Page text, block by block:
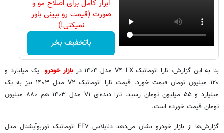
ابزار کامل برای اصلاح مو و
صورت (قیمت رو ببینی باور
نمیکنی!)
باتخفیف بخر
بنا به این گزارش، تارا اتوماتیک V۴ LX مدل ۱۴۰۴ در بازار خودرو یک میلیارد و
۱۲۰ میلیون تومان قیمت خورد. قیمت تارا اتوماتیک V۲ مدل ۱۴۰۳ نیز به یک
میلیارد و ۵۵ میلیون تومان رسید. تارا دنده‌ای V۱ مدل ۱۴۰۳ هم ۸۸۰ میلیون
تومان قیمت خورده است.
گزارش‌ها از بازار خودرو نشان می‌دهد دناپلاس EF۷ اتوماتیک توربوآپشنال مدل